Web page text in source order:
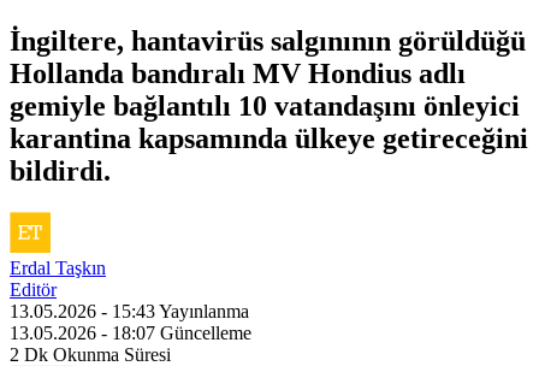
İngiltere, hantavirüs salgınının görüldüğü
Hollanda bandıralı MV Hondius adlı
gemiyle bağlantılı 10 vatandaşını önleyici
karantina kapsamında ülkeye getireceğini
bildirdi.
Erdal Taşkın
Editör
13.05.2026 - 15:43Yayınlanma
13.05.2026 - 18:07 Güncelleme
2 Dk Okunma Süresi